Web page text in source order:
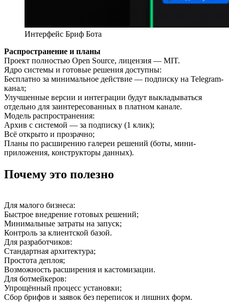
Интерфейс Бриф Бота
Распространение и планы
Проект полностью Open Source, лицензия — MIT.
Ядро системы и готовые решения доступны:
Бесплатно за минимальное действие — подписку на Telegram-
канал;
Улучшенные версии и интеграции будут выкладываться
отдельно для заинтересованных в платном канале.
Модель распространения:
Архив с системой — за подписку (1 клик);
Всё открыто и прозрачно;
Планы по расширению галереи решений (боты, мини-
приложения, конструкторы данных).
Почему это полезно
Для малого бизнеса:
Быстрое внедрение готовых решений;
Минимальные затраты на запуск;
Контроль за клиентской базой.
Для разработчиков:
Стандартная архитектура;
Простота деплоя;
Возможность расширения и кастомизации.
Для ботмейкеров:
Упрощённый процесс установки;
Сбор брифов и заявок без переписок и лишних форм.